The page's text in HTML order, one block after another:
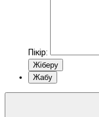
Пікір:
Жіберу
Жабу